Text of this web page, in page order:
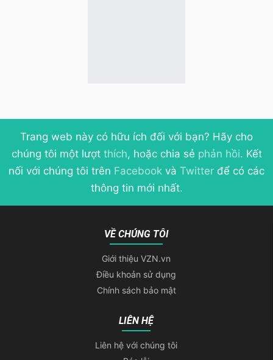
Trang web này có hữu ích đối với bạn? Hãy cho
chúng tôi một lượt thích, hoặc chia sẻ phản hồi. Kết
nối với chúng tôi trên Facebook và Twitter để có các
thông tin mới nhất.
VỀ CHÚNG TÔI
Giới thiệu VZN.vn
Điều khoản sử dụng
Chính sách bảo mật
LIÊN HỆ
Liên hệ với chúng tôi